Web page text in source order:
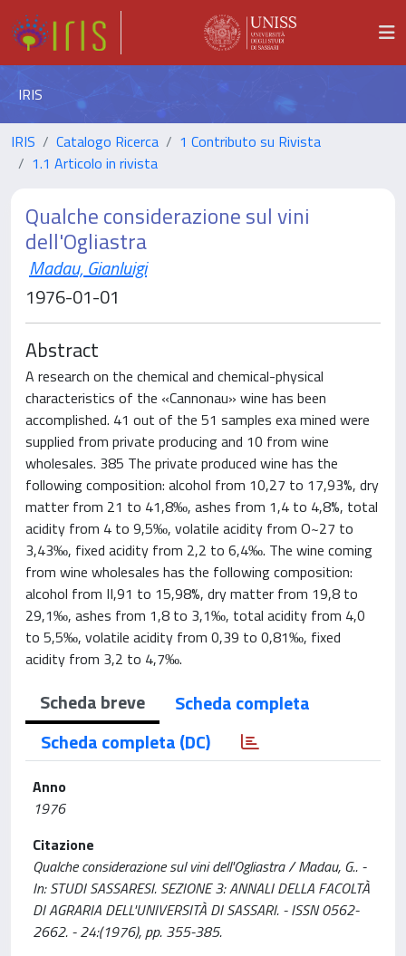
IRIS
IRIS Catalogo Ricerca
1 Contributo su Rivista
1.1 Articolo in rivista
Qualche considerazione sul vini
dell'Ogliastra
Madau, Gianluigi
1976-01-01
Abstract
A research on the chemical and chemical-physical
characteristics of the «Cannonau» wine has been
accomplished. 41 out of the 51 samples exa mined were
supplied from private producing and 10 from wine
wholesales. 385 The private produced wine has the
following composition: alcohol from 10,27 to 17,93%, dry
matter from 21 to 41,8‰, ashes from 1,4 to 4,8%, total
acidity from 4 to 9,5‰, volatile acidity from O~27 to
3,43‰, fixed acidity from 2,2 to 6,4‰. The wine coming
from wine wholesales has the following composition:
alcohol from II,91 to 15,98%, dry matter from 19,8 to
29,1‰, ashes from 1,8 to 3,1‰, total acidity from 4,0
to 5,5‰, volatile acidity from 0,39 to 0,81‰, fixed
acidity from 3,2 to 4,7‰.
Scheda breve
Scheda completa
Scheda completa (DC)
Anno
1976
Citazione
Qualche considerazione sul vini dell'Ogliastra / Madau, G.. -
In: STUDI SASSARESI. SEZIONE 3: ANNALI DELLA FACOLTÀ
DI AGRARIA DELL'UNIVERSITÀ DI SASSARI. - ISSN 0562-
2662. - 24:(1976), pp. 355-385.